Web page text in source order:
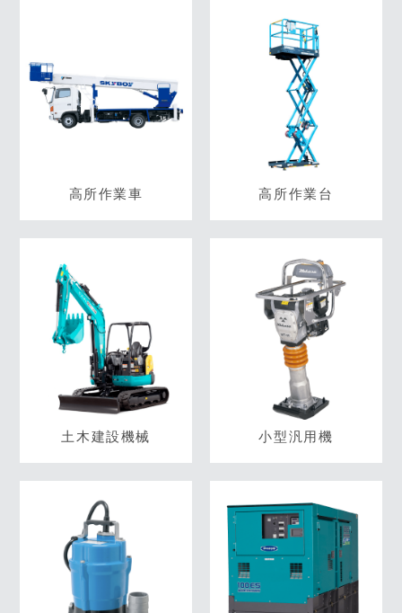
高所作業車 高所作業台
土木建設機械 小型汎用機